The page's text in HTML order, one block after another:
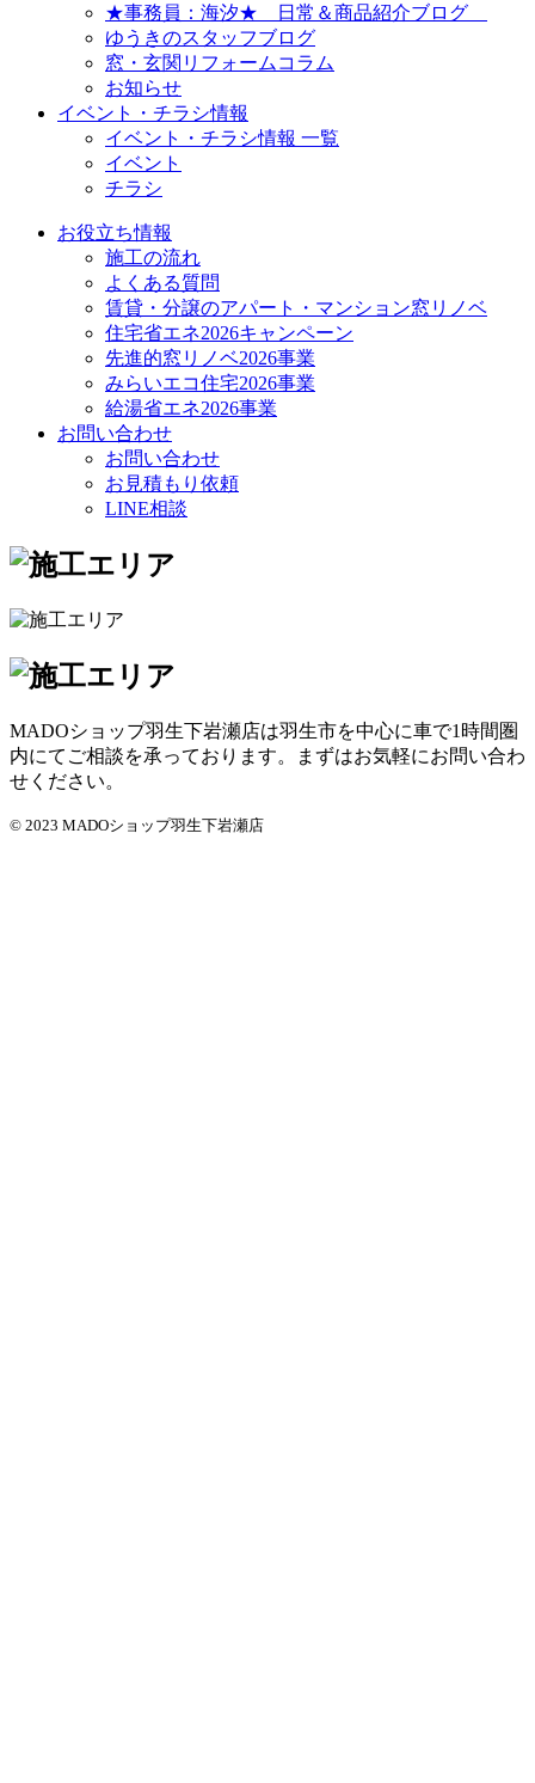
★事務員：海汐★ 日常＆商品紹介ブログ
ゆうきのスタッフブログ
窓・玄関リフォームコラム
お知らせ
イベント・チラシ情報
イベント・チラシ情報 一覧
イベント
チラシ
お役立ち情報
施工の流れ
よくある質問
賃貸・分譲のアパート・マンション窓リノベ
住宅省エネ2026キャンペーン
先進的窓リノベ2026事業
みらいエコ住宅2026事業
給湯省エネ2026事業
お問い合わせ
お問い合わせ
お見積もり依頼
LINE相談
MADOショップ羽生下岩瀬店は羽生市を中心に車で1時間圏
内にてご相談を承っております。まずはお気軽にお問い合わ
せください。
© 2023 MADOショップ羽生下岩瀬店